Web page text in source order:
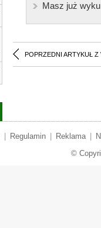
Masz już
POPRZEDNI ARTYKUŁ Z
Regulamin Reklama
©